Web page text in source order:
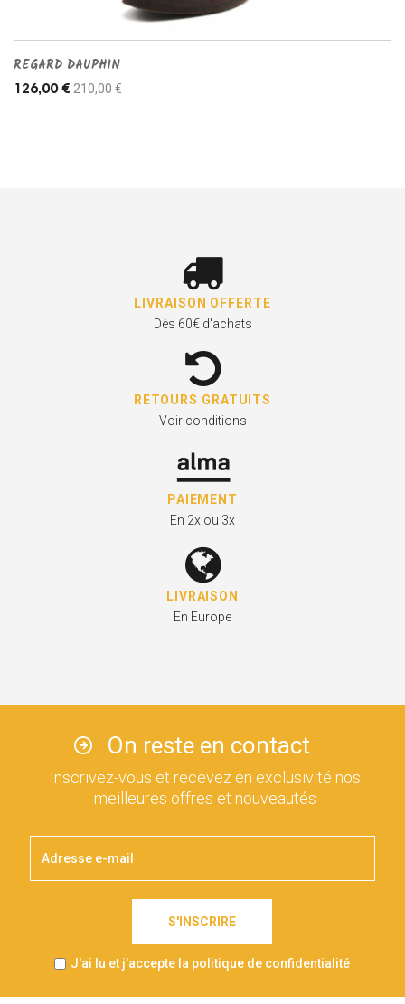
REGARD DAUPHIN
126,00 € 210,00 €
LIVRAISON OFFERTE
Dès 60€ d'achats
RETOURS GRATUITS
Voir conditions
PAIEMENT
En 2x ou 3x
LIVRAISON
En Europe
On reste en contact
Inscrivez-vous et recevez en exclusivité nos
meilleures offres et nouveautés
S'INSCRIRE
J'ai lu et j'accepte la politique de confidentialité